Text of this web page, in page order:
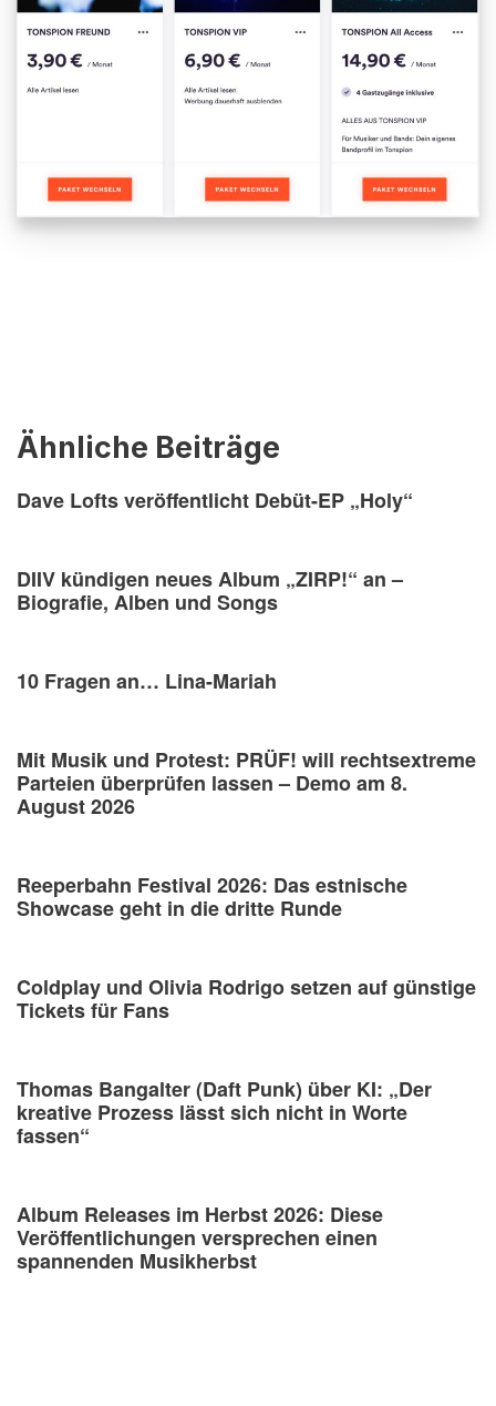
Ähnliche Beiträge
Dave Lofts veröffentlicht Debüt-EP „Holy“
DIIV kündigen neues Album „ZIRP!“ an –
Biografie, Alben und Songs
10 Fragen an… Lina-Mariah
Mit Musik und Protest: PRÜF! will rechtsextreme
Parteien überprüfen lassen – Demo am 8.
August 2026
Reeperbahn Festival 2026: Das estnische
Showcase geht in die dritte Runde
Coldplay und Olivia Rodrigo setzen auf günstige
Tickets für Fans
Thomas Bangalter (Daft Punk) über KI: „Der
kreative Prozess lässt sich nicht in Worte
fassen“
Album Releases im Herbst 2026: Diese
Veröffentlichungen versprechen einen
spannenden Musikherbst